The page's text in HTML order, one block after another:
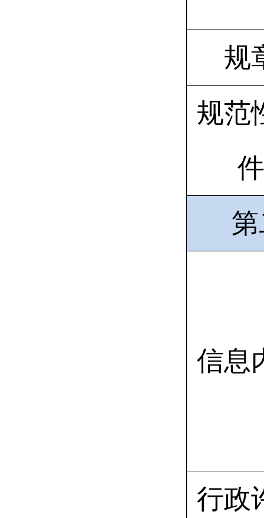
规
规范
件
信息
行政